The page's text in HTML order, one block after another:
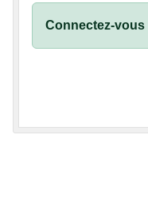
Connectez-vous